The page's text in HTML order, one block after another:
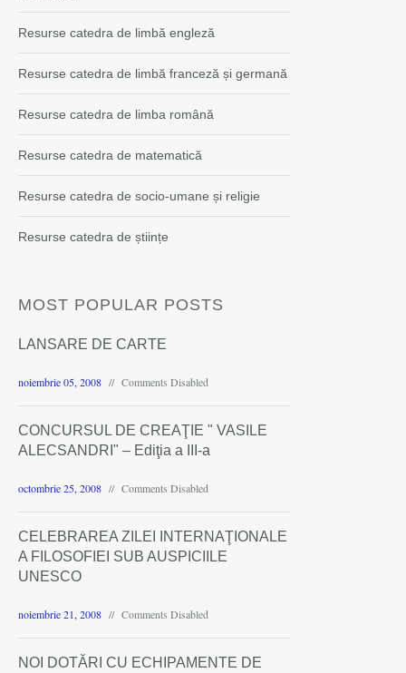
Resurse catedra de limbă engleză
Resurse catedra de limbă franceză și germană
Resurse catedra de limba română
Resurse catedra de matematică
Resurse catedra de socio-umane și religie
Resurse catedra de științe
MOST POPULAR POSTS
LANSARE DE CARTE
noiembrie 05, 2008 Comments Disabled
CONCURSUL DE CREAŢIE " VASILE
ALECSANDRI" – Ediţia a III-a
octombrie 25, 2008 Comments Disabled
CELEBRAREA ZILEI INTERNAŢIONALE
A FILOSOFIEI SUB AUSPICIILE
UNESCO
noiembrie 21, 2008 Comments Disabled
NOI DOTĂRI CU ECHIPAMENTE DE